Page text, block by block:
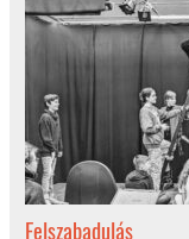
Felszabadulás